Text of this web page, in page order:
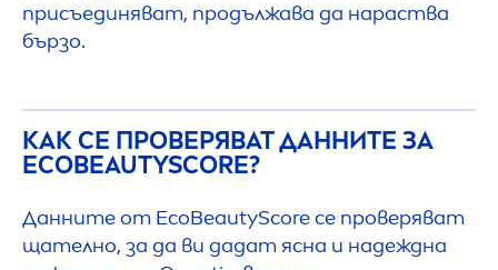
присъединяват, продължава да нараства
бързо.
КАК СЕ ПРОВЕРЯВАТ ДАННИТЕ ЗА
ECOBEAUTYSCORE?
Данните от EcoBeautyScore се проверяват
щателно, за да ви дадат ясна и надеждна